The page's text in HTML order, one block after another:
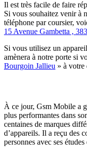
Il est très facile de faire
Si vous souhaitez venir à
téléphone par coursier,
15 Avenue Gambetta ,
Si vous utilisez un
amènera à notre porte si
Bourgoin Jallieu » à votre
À ce jour, Gsm Mobile a
plus performantes dans
centaines de marques
d’appareils. Il a reçu des
personnes avec ses